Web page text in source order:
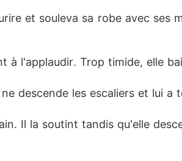
et souleva sa robe avec ses
à l'applaudir. Trop timide, elle
descende les escaliers et lui a
Il la soutint tandis qu'elle